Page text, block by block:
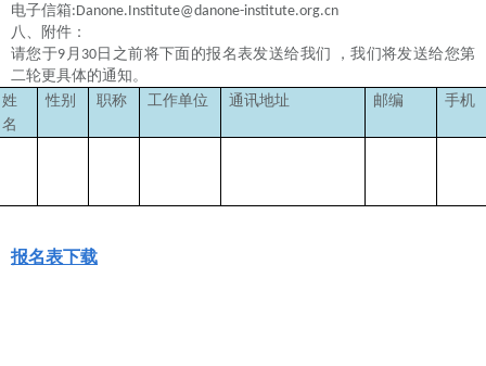
电子信箱:Danone.Institute@danone-institute.org.cn
八、附件：
请您于9 月 30 日之前将下面的报名表发送给我们
，我们将发送给您第
二轮更具体的通知。
姓
名
性别 职称 工作单位 通讯地址 邮编 手机
报名表下载